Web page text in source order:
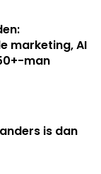
marketing, AI
man
is dan